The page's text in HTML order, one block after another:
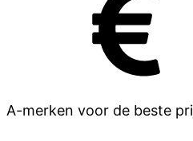
A-merken voor de beste